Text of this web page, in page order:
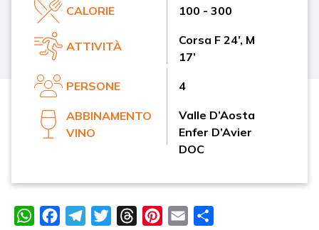
CALORIE 100 - 300
ATTIVITÀ
Corsa F 24’, M
17’
PERSONE 4
ABBINAMENTO
VINO
Valle D’Aosta
Enfer D’Avier
DOC
WhatsAppFacebookTelegramTwitterThreadsPinterest
Email